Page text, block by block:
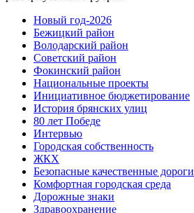
Новый год-2026
Бежицкий район
Володарский район
Советский район
Фокинский район
Национальные проекты
Инициативное бюджетирование
История брянских улиц
80 лет Победе
Интервью
Городская собственность
ЖКХ
Безопасные качественные дороги
Комфортная городская среда
Дорожные знаки
Здравоохранение